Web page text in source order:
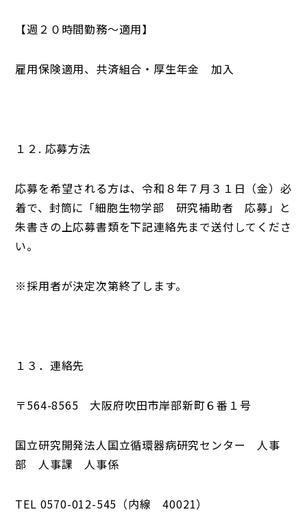
【週２０時間勤務～適用】
雇用保険適用、共済組合・厚生年金 加入
１２. 応募方法
応募を希望される方は、令和８年７月３１日（金）必
着で、封筒に「細胞生物学部 研究補助者 応募」と
朱書きの上応募書類を下記連絡先まで送付してくださ
い。
※採用者が決定次第終了します。
１３．連絡先
〒564-8565 大阪府吹田市岸部新町６番１号
国立研究開発法人国立循環器病研究センター 人事
部 人事課 人事係
TEL 0570-012-545（内線 40021）